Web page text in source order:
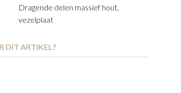
Dragende delen massief hout,
vezelplaat
DIT ARTIKEL?